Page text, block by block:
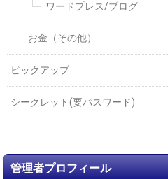
ワードプレス/ブログ
お金（その他）
ピックアップ
シークレット(要パスワード)
管理者プロフィール